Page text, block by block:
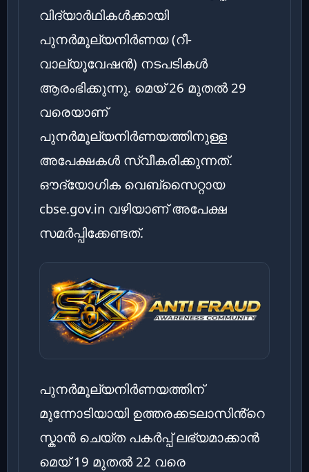
വിദ്യാർഥികൾക്കായി
പുനർമൂല്യനിർണയ (റീ-
വാല്യൂവേഷൻ) നടപടികൾ
ആരംഭിക്കുന്നു. മെയ് 26 മുതൽ 29
വരെയാണ്
പുനർമൂല്യനിർണയത്തിനുള്ള
അപേക്ഷകൾ സ്വീകരിക്കുന്നത്.
ഔദ്യോഗിക വെബ്സൈറ്റായ
cbse.gov.in വഴിയാണ് അപേക്ഷ
സമർപ്പിക്കേണ്ടത്.
പുനർമൂല്യനിർണയത്തിന്
മുന്നോടിയായി ഉത്തരക്കടലാസിൻ്റെ
സ്കാൻ ചെയ്ത പകർപ്പ് ലഭ്യമാക്കാൻ
മെയ് 19 മുതൽ 22 വരെ